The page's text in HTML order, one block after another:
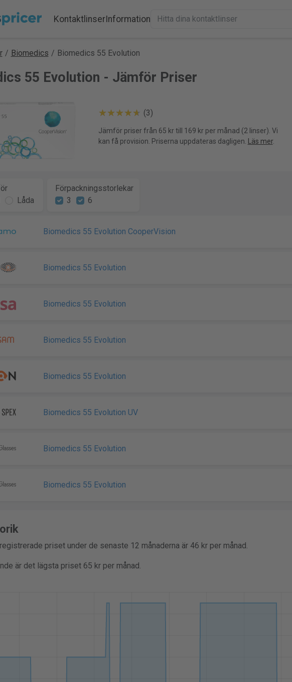
KontaktlinserInformation
/ Biomedics / Biomedics 55 Evolution
55 Evolution - Jämför Priser
(3)
Jämför priser från 65 kr till 169 kr per månad (2 linser). Vi
kan få provision. Priserna uppdateras dagligen.
Läs mer.
Låda
Förpackningsstorlekar
3
6
Biomedics 55 Evolution CooperVision
Biomedics 55 Evolution
Biomedics 55 Evolution
Biomedics 55 Evolution
Biomedics 55 Evolution
Biomedics 55 Evolution UV
Biomedics 55 Evolution
Biomedics 55 Evolution
priset under de senaste 12 månaderna är 46 kr per månad.
är det lägsta priset 65 kr per månad.